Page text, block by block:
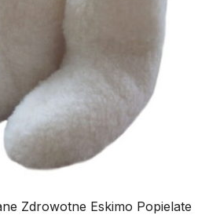
Zdrowotne Eskimo Popielate